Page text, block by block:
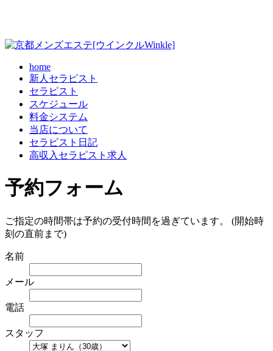
home
新人セラピスト
セラピスト
スケジュール
料金システム
当店について
セラピスト日記
高収入セラピスト求人
予約フォーム
ご指定の時間帯は予約の受付時間を過ぎています。 (開始時
刻の直前まで)
名前
メール
電話
スタッフ